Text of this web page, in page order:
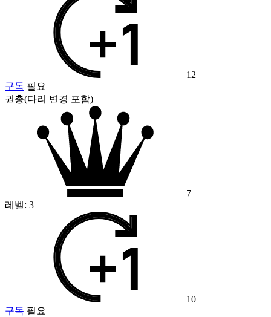
12
구독 필요
권총(다리 변경 포함)
7
레벨: 3
10
구독 필요